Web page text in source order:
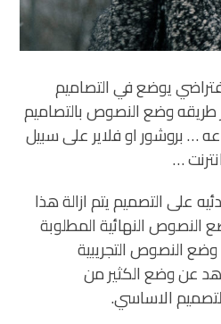
يوضع في التصاميم
طريقه وضع النصوص بالتصاميم
… بروشور او فلاير على سبيل
…
على التصميم يتم ازالة هذا
النصوص النهائية المطلوبة
النصوص التجريبية
عن وضع الكثير من
الاساسي.